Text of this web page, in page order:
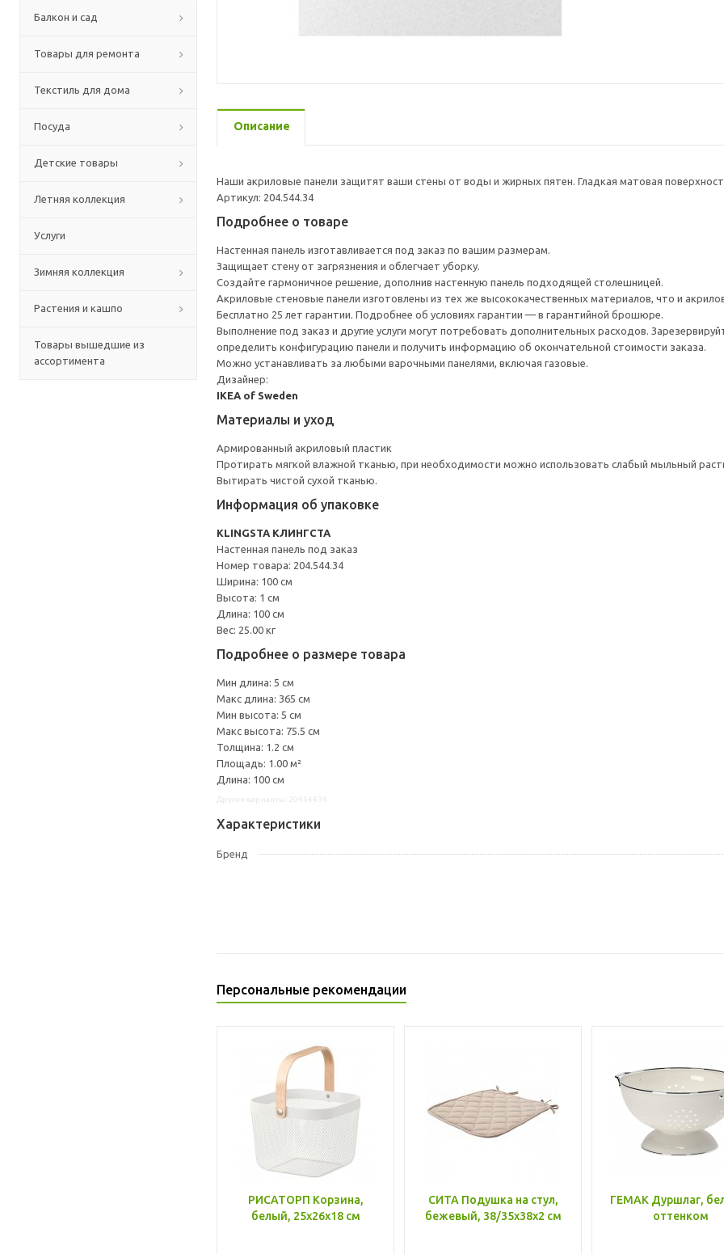
Балкон и сад
Товары для ремонта
Текстиль для дома
Посуда
Детские товары
Летняя коллекция
Услуги
Зимняя коллекция
Растения и кашпо
Товары вышедшие из
ассортимента
Описание
Наши акриловые панели защитят ваши стены от воды и жирных пятен. Гладкая матовая
Артикул: 204.544.34
Подробнее о товаре
Настенная панель изготавливается под заказ по вашим размерам.
Защищает стену от загрязнения и облегчает уборку.
Создайте гармоничное решение, дополнив настенную панель подходящей столешницей.
Акриловые стеновые панели изготовлены из тех же высококачественных материалов, что и
Бесплатно 25 лет гарантии. Подробнее об условиях гарантии — в гарантийной брошюре.
Выполнение под заказ и другие услуги могут потребовать дополнительных расходов.
определить конфигурацию панели и получить информацию об окончательной стоимости заказа.
Можно устанавливать за любыми варочными панелями, включая газовые.
Дизайнер:
IKEA of Sweden
Материалы и уход
Армированный акриловый пластик
Протирать мягкой влажной тканью, при необходимости можно использовать слабый мыльный
Вытирать чистой сухой тканью.
Информация об упаковке
KLINGSTA КЛИНГСТА
Настенная панель под заказ
Номер товара: 204.544.34
Ширина: 100 см
Высота: 1 см
Длина: 100 см
Вес: 25.00 кг
Подробнее о размере товара
Мин длина: 5 см
Макс длина: 365 см
Мин высота: 5 см
Макс высота: 75.5 см
Толщина: 1.2 см
Площадь: 1.00 м²
Длина: 100 см
Характеристики
Бренд
Персональные рекомендации
РИСАТОРП Корзина,
белый, 25x26x18 см
СИТА Подушка на стул,
бежевый, 38/35x38x2 см
ГЕМАК Дуршлаг,
оттенком